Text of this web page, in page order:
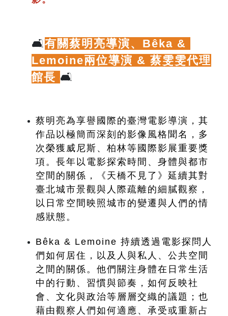
🛋️有關蔡明亮導演、 Bêka &
Lemoine兩位導演 & 蔡雯雯代理
館長 🛋️
蔡明亮為享譽國際的臺灣電影導演，其
作品以極簡而深刻的影像風格聞名，多
次榮獲威尼斯、柏林等國際影展重要獎
項。長年以電影探索時間、身體與都市
空間的關係，《天橋不見了》延續其對
臺北城市景觀與人際疏離的細膩觀察，
以日常空間映照城市的變遷與人們的情
感狀態。
Bêka & Lemoine 持續透過電影探問人
們如何居住，以及人與私人、公共空間
之間的關係。他們關注身體在日常生活
中的行動、習慣與節奏，如何反映社
會、文化與政治等層層交織的議題；也
藉由觀察人們如何適應、承受或重新占